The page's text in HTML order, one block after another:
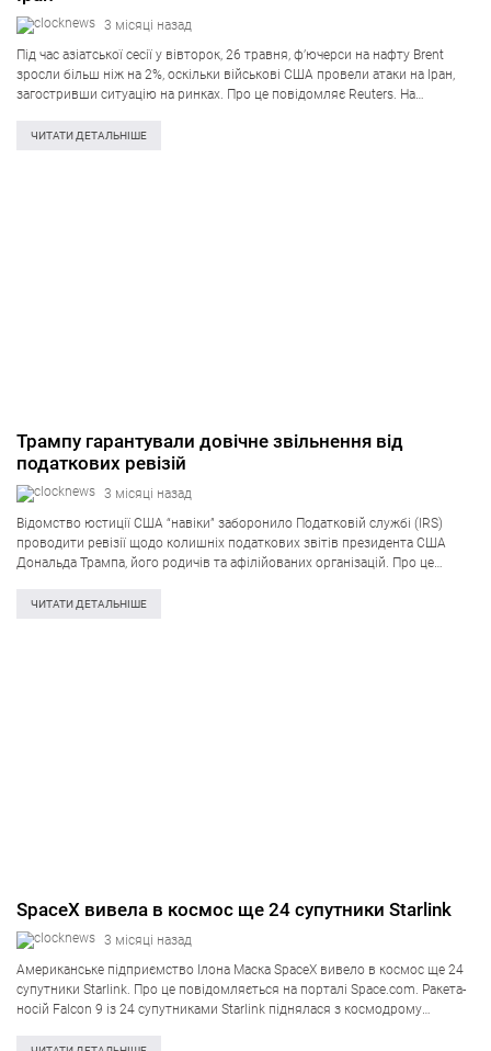
3 місяці назад
Під час азіатської сесії у вівторок, 26 травня, ф’ючерси на нафту Brent
зросли більш ніж на 2%, оскільки військові США провели атаки на Іран,
загостривши ситуацію на ринках. Про це повідомляє Reuters. На
ЧИТАТИ ДЕТАЛЬНІШЕ
Трампу гарантували довічне звільнення від
податкових ревізій
3 місяці назад
Відомство юстиції США “навіки” заборонило Податковій службі (IRS)
проводити ревізії щодо колишніх податкових звітів президента США
Дональда Трампа, його родичів та афілійованих організацій. Про це
завізував виконувач обов’язків генерального прокурора Тодд…
ЧИТАТИ ДЕТАЛЬНІШЕ
SpaceX вивела в космос ще 24 супутники Starlink
3 місяці назад
Американське підприємство Ілона Маска SpaceX вивело в космос ще 24
супутники Starlink. Про це повідомляється на порталі Space.com. Ракета-
носій Falcon 9 із 24 супутниками Starlink піднялася з космодрому